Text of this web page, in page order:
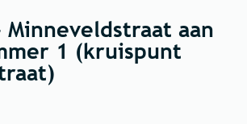
Minneveldstraat aan
1 (kruispunt